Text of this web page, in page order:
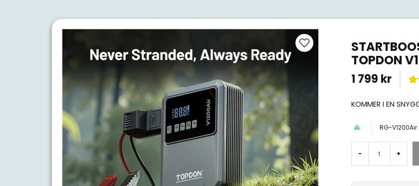
TOPDON
1 799 kr
KOMMER I EN
RG-V1200Air
- +